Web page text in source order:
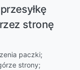
stronę
paczki;
strony;